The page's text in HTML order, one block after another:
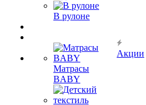
В рулоне
Матрасы
BABY
Акции